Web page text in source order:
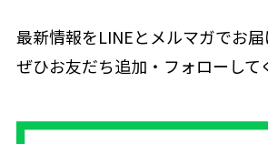
最新情報をLINEとメルマガでお届
ぜひお友だち追加・フォローして